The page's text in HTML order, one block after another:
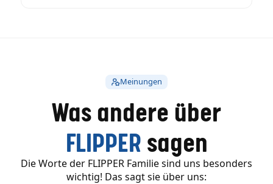
Meinungen
Was andere über
FLIPPER sagen
Die Worte der FLIPPER Familie sind uns besonders
wichtig! Das sagt sie über uns: